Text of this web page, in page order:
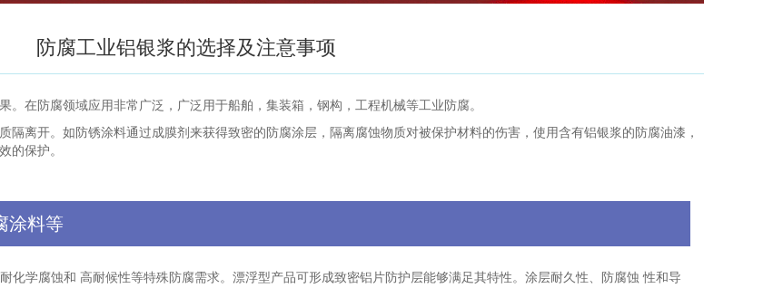
防腐工业铝银浆的选择及注意事项
在防腐领域应用非常广泛，广泛用于船舶，集装箱，钢构，工程机械等工业防腐。
隔离开。如防锈涂料通过成膜剂来获得致密的防腐涂层，隔离腐蚀物质对被保护材料的伤害，使用含有铝银浆的防腐油漆，
的保护。
涂料等
化学腐蚀和 高耐候性等特殊防腐需求。漂浮型产品可形成致密铝片防护层能够满足其特性。涂层耐久性、防腐蚀 性和导